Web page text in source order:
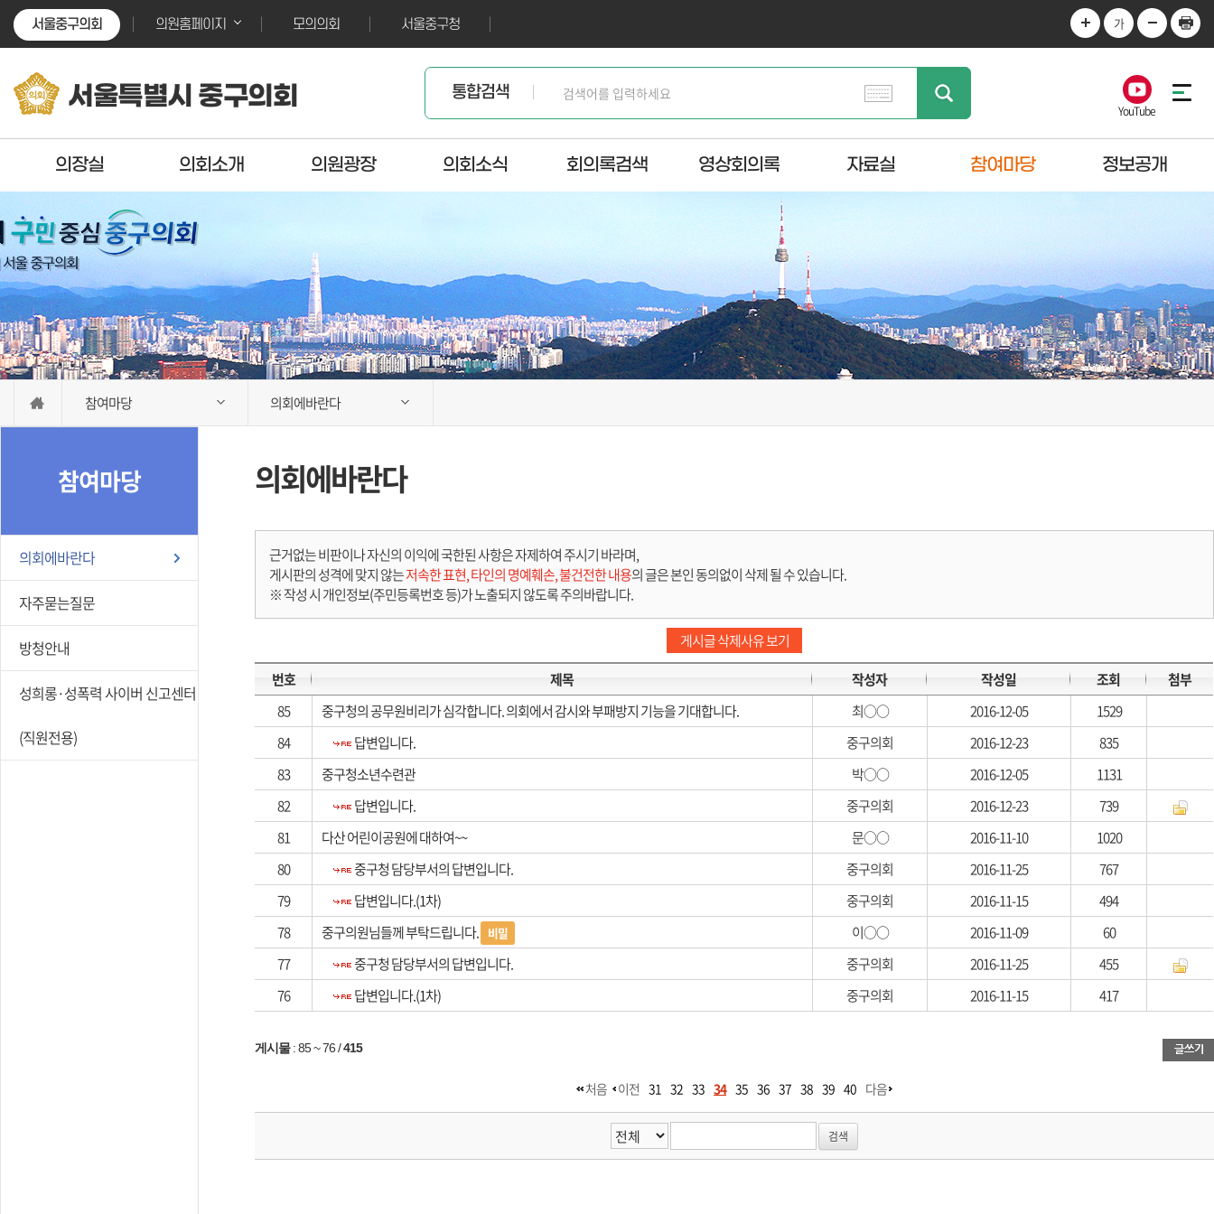
본문바로가기
본문바로가기
서울중구의회 의원홈페이지 모의의회 서울중구청 가
서울특별시 중구의회
YouTube
통합검색
의장실 의회소개 의원광장 의회소식 회의록검색 영상회의록 자료실 참여마당 정보공개
참여마당 의회에바란다
참여마당
의회에바란다
자주묻는질문
방청안내
성희롱·성폭력 사이버 신고센터
(직원전용)
의회에바란다
근거없는 비판이나 자신의 이익에 국한된 사항은 자제하여 주시기 바라며,
게시판의 성격에 맞지 않는저속한 표현, 타인의 명예훼손, 불건전한 내용의 글은 본인 동의없이 삭제 될 수 있습니다.
※ 작성 시 개인정보(주민등록번호 등)가 노출되지 않도록 주의바랍니다.
게시글 삭제사유 보기
번호
제목 작성자 작성일 조회
첨부
85
중구청의 공무원비리가 심각합니다. 의회에서 감시와 부패방지 기능을 기대합니다. 최○○ 2016-12-05
1529
84
답변입니다. 중구의회 2016-12-23
835
83
중구청소년수련관 박○○ 2016-12-05
1131
82
답변입니다. 중구의회 2016-12-23
739
81
다산 어린이공원에 대하여~~ 문○○ 2016-11-10
1020
80
중구청 담당부서의 답변입니다. 중구의회 2016-11-25
767
79
답변입니다.(1차) 중구의회 2016-11-15
494
78
중구의원님들께 부탁드립니다. 비밀 이○○ 2016-11-09
60
77
중구청 담당부서의 답변입니다. 중구의회 2016-11-25
455
76
답변입니다.(1차) 중구의회 2016-11-15 417
게시물:85 ~ 76 /415
처음 이전 31 32 33 34 35 36 37 38 39 40 다음